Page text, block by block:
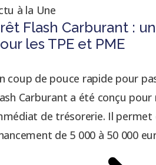
à la Une
Flash Carburant :
les TPE et PME
coup de pouce rapide pour
Carburant a été conçu
de trésorerie. Il permet
de 5 000 à 50 000